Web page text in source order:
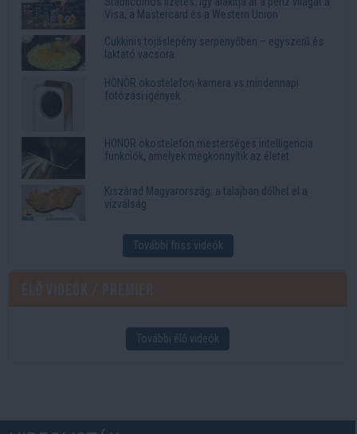
Visa, a Mastercard és a Western Union
Cukkinis tojáslepény serpenyőben – egyszerű és
laktató vacsora
HONOR okostelefon-kamera vs mindennapi
fotózási igények
HONOR okostelefon mesterséges intelligencia
funkciók, amelyek megkönnyítik az életet
Kiszárad Magyarország: a talajban dőlhet el a
vízválság
További friss videók
További élő videók